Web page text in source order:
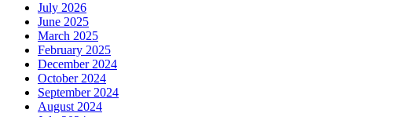
July 2026
June 2025
March 2025
February 2025
December 2024
October 2024
September 2024
August 2024